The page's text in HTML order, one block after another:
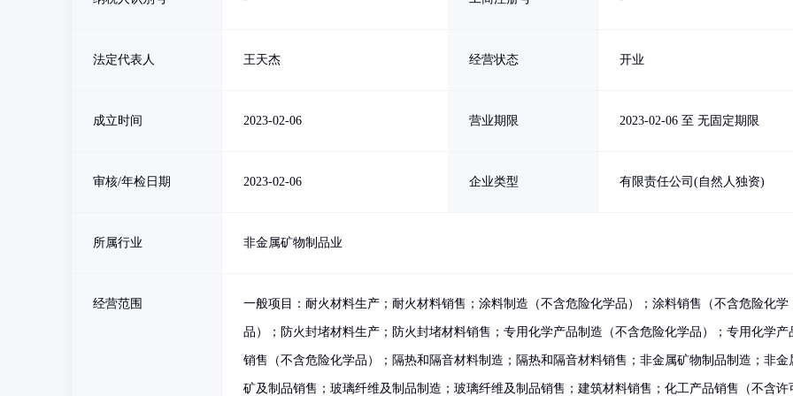
法定代表人 王天杰 经营状态 开业
成立时间 2023-02-06 营业期限 2023-02-06 至 无固定期限
审核/年检日期 2023-02-06 企业类型 有限责任公司(自然人独资)
所属行业 非金属矿物制品业
经营范围 一般项目：耐火材料生产；耐火材料销售；涂料制造（不含危险化学品）；涂料销售（不含危险化学
品）；防火封堵材料生产；防火封堵材料销售；专用化学产品制造（不含危险化学品）；专用化学产
销售（不含危险化学品）；隔热和隔音材料制造；隔热和隔音材料销售；非金属矿物制品制造；非金
矿及制品销售；玻璃纤维及制品制造；玻璃纤维及制品销售；建筑材料销售；化工产品销售（不含许